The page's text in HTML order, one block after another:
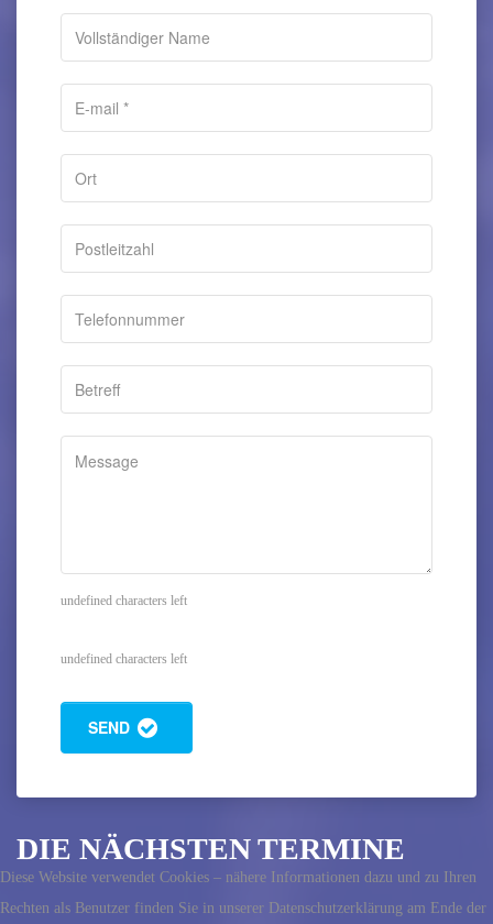
undefined characters left
undefined characters left
SEND
DIE NÄCHSTEN TERMINE
Diese Website verwendet Cookies – nähere Informationen dazu und zu Ihren
Rechten als Benutzer finden Sie in unserer Datenschutzerklärung am Ende der